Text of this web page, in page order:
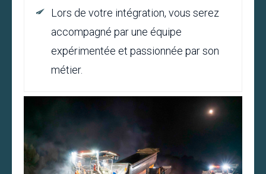
Lors de votre intégration, vous serez
accompagné par une équipe
expérimentée et passionnée par son
métier.